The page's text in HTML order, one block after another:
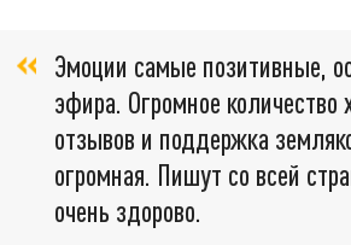
Эмоции самые позитивные,
эфира. Огромное количество
отзывов и поддержка
огромная. Пишут со всей
очень здорово.